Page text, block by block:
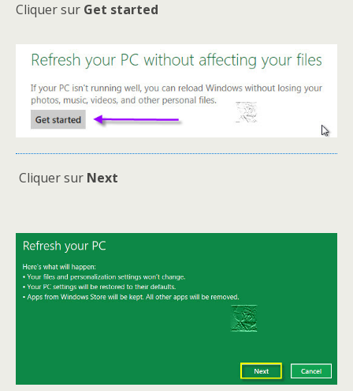
Cliquer sur Get started
Cliquer sur Next